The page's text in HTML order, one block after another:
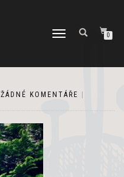
PŘEPNOUT
0
ŽÁDNÉ KOMENTÁŘE